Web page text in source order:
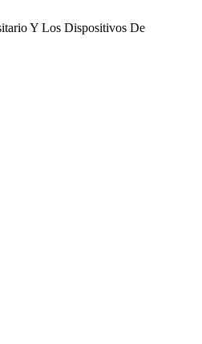
Y Los Dispositivos De